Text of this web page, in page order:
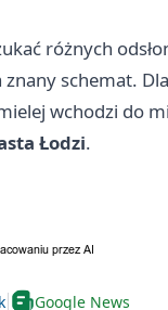
różnych
schemat.
wchodzi do
Łodzi.
Google News